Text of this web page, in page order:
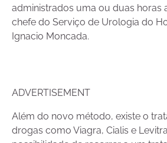
administrados uma ou duas horas
chefe do Serviço de Urologia do
Ignacio Moncada.
ADVERTISEMENT
Além do novo método, existe o
drogas como Viagra, Cialis e